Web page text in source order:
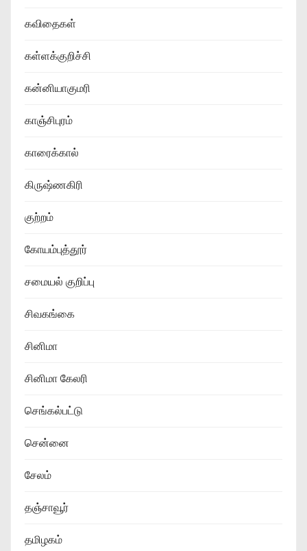
கவிதைகள்
கள்ளக்குறிச்சி
கன்னியாகுமரி
காஞ்சிபுரம்
காரைக்கால்
கிருஷ்ணகிரி
குற்றம்
கோயம்புத்தூர்
சமையல் குறிப்பு
சிவகங்கை
சினிமா
சினிமா கேலரி
செங்கல்பட்டு
சென்னை
சேலம்
தஞ்சாவூர்
தமிழகம்